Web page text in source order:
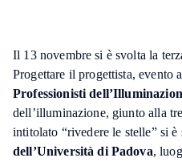
Il 13 novembre si è svolta la
Progettare il progettista, evento
Professionisti
dell’illuminazione, giunto alla
intitolato “rivedere le stelle” si è
dell’Università di Padova,